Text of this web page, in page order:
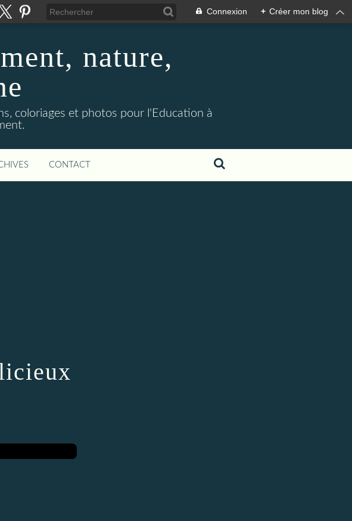
Connexion + Créer mon blog
nature,
coloriages et photos pour l'Education à
CONTACT